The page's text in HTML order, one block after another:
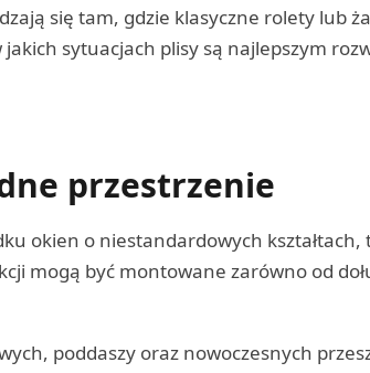
się tam, gdzie klasyczne rolety lub
jakich sytuacjach plisy są najlepszym
przestrzenie
okien o niestandardowych
mogą być montowane zarówno od
poddaszy oraz nowoczesnych